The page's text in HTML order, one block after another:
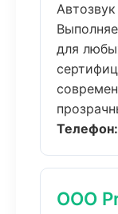
для
Телефон:
ООО